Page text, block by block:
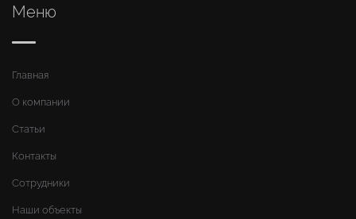
Меню
Главная
О компании
Статьи
Контакты
Сотрудники
Наши объекты